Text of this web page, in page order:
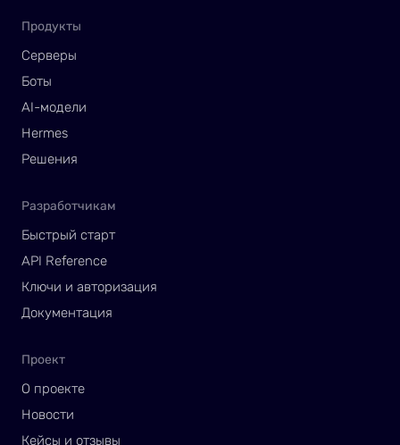
Продукты
Серверы
Боты
AI-модели
Hermes
Решения
Разработчикам
Быстрый старт
API Reference
Ключи и авторизация
Документация
Проект
О проекте
Новости
Кейсы и отзывы